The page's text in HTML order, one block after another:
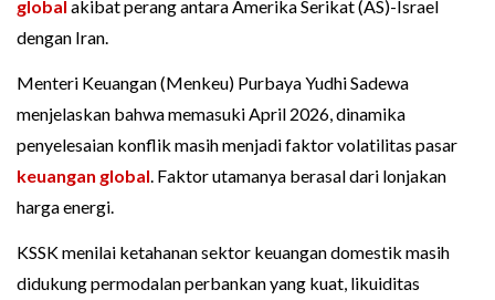
global akibat perang antara Amerika Serikat (AS)-Israel
dengan Iran.
Menteri Keuangan (Menkeu) Purbaya Yudhi Sadewa
menjelaskan bahwa memasuki April 2026, dinamika
penyelesaian konflik masih menjadi faktor volatilitas pasar
keuangan global. Faktor utamanya berasal dari lonjakan
harga energi.
KSSK menilai ketahanan sektor keuangan domestik masih
didukung permodalan perbankan yang kuat, likuiditas